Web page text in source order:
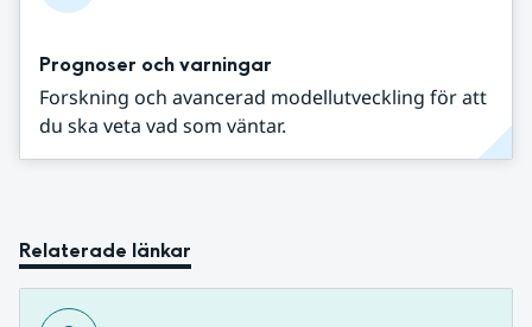
Prognoser och varningar
Forskning och avancerad modellutveckling för att
du ska veta vad som väntar.
Relaterade länkar